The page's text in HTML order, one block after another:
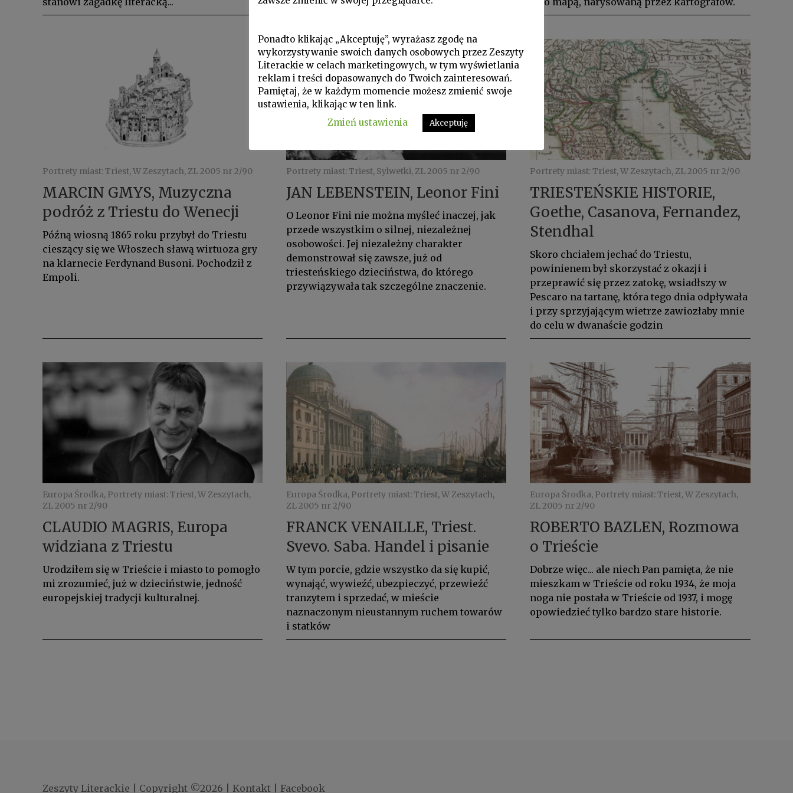
Portrety miast: Triest, W Zeszytach, ZL 2005 nr 2/90
MARCIN GMYS, Muzyczna
podróż z Triestu do Wenecji
Późną wiosną 1865 roku przybył do Triestu
cieszący się we Włoszech sławą wirtuoza gry
na klarnecie Ferdynand Busoni. Pochodził z
Empoli.
Portrety miast: Triest, Sylwetki, ZL 2005 nr 2/90
JAN LEBENSTEIN, Leonor Fini
O Leonor Fini nie można myśleć inaczej, jak
przede wszystkim o silnej, niezależnej
osobowości. Jej niezależny charakter
demonstrował się zawsze, już od
triesteńskiego dzieciństwa, do którego
przywiązywała tak szczególne znaczenie.
Portrety miast: Triest, W Zeszytach, ZL 2005 nr 2/90
TRIESTEŃSKIE HISTORIE,
Goethe, Casanova, Fernandez,
Stendhal
Skoro chciałem jechać do Triestu,
powinienem był skorzystać z okazji i
przeprawić się przez zatokę, wsiadłszy w
Pescaro na tartanę, która tego dnia odpływała
i przy sprzyjającym wietrze zawiozłaby mnie
do celu w dwanaście godzin
Europa Środka, Portrety miast: Triest, W Zeszytach,
ZL 2005 nr 2/90
CLAUDIO MAGRIS, Europa
widziana z Triestu
Urodziłem się w Trieście i miasto to pomogło
mi zrozumieć, już w dzieciństwie, jedność
europejskiej tradycji kulturalnej.
Europa Środka, Portrety miast: Triest, W Zeszytach,
ZL 2005 nr 2/90
FRANCK VENAILLE, Triest.
Svevo. Saba. Handel i pisanie
W tym porcie, gdzie wszystko da się kupić,
wynająć, wywieźć, ubezpieczyć, przewieźć
tranzytem i sprzedać, w mieście
naznaczonym nieustannym ruchem towarów
i statków
Europa Środka, Portrety miast: Triest, W Zeszytach,
ZL 2005 nr 2/90
ROBERTO BAZLEN, Rozmowa
o Trieście
Dobrze więc... ale niech Pan pamięta, że nie
mieszkam w Trieście od roku 1934, że moja
noga nie postała w Trieście od 1937, i mogę
opowiedzieć tylko bardzo stare historie.
Zeszyty Literackie Copyright ©2026 Kontakt Facebook
Ponadto klikając „Akceptuję”, wyrażasz zgodę na
wykorzystywanie swoich danych osobowych przez Zeszyty
Literackie w celach marketingowych, w tym wyświetlania
reklam i treści dopasowanych do Twoich zainteresowań.
Pamiętaj, że w każdym momencie możesz zmienić swoje
ustawienia, klikając w ten link.
Zmień ustawienia
Akceptuję